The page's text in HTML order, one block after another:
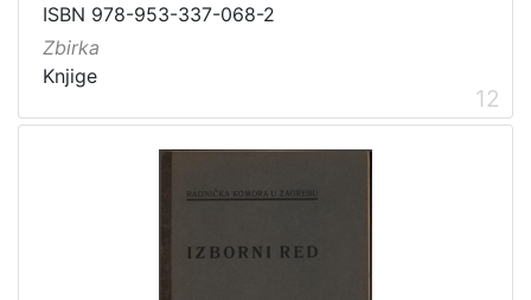
ISBN 978-953-337-068-2
Zbirka
Knjige
12